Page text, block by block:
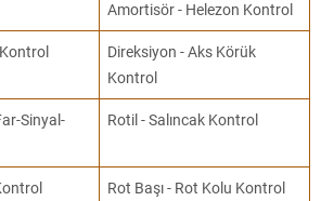
Amortisör - Helezon Kontrol
Direksiyon - Aks Körük
Kontrol
Sinyal-
Rotil - Salıncak Kontrol
Rot Başı - Rot Kolu Kontrol